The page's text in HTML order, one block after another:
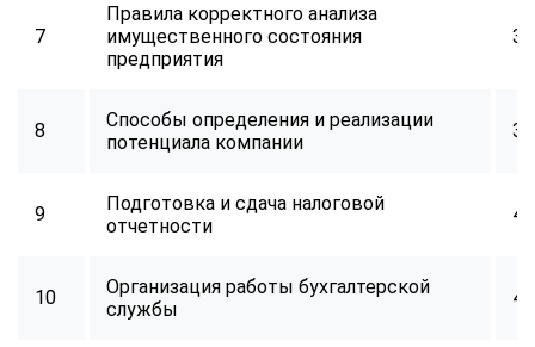
7
Правила корректного анализа
имущественного состояния
предприятия
32
8
Способы определения и реализации
потенциала компании
34
9
Подготовка и сдача налоговой
отчетности
40
10
Организация работы бухгалтерской
службы
40